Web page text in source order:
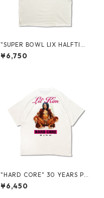
"SUPER BOWL LIX HALFTIME
SHOW 2025 IN NEW ORLEA
NS" PROMO S/S TEE
¥6,750
"HARD CORE" 30 YEARS PR
OMO S/S TEE
¥6,450